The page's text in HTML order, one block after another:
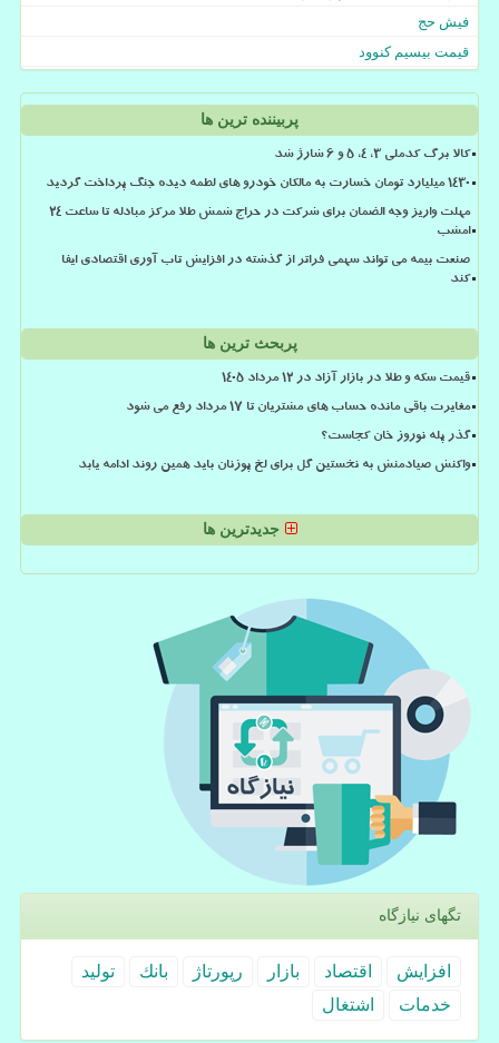
فیش حج
قیمت بیسیم کنوود
پربیننده ترین ها
کالا برگ کدملی 3، 4، 5 و 6 شارژ شد
۱۴۳۰ میلیارد تومان خسارت به مالکان خودرو های لطمه دیده جنگ پرداخت گردید
مهلت واریز وجه الضمان برای شرکت در حراج شمش طلا مرکز مبادله تا ساعت ۲۴
امشب
صنعت بیمه می تواند سهمی فراتر از گذشته در افزایش تاب آوری اقتصادی ایفا
کند
پربحث ترین ها
قیمت سکه و طلا در بازار آزاد در ۱۲ مرداد ۱۴۰۵
مغایرت باقی مانده حساب های مشتریان تا 17 مرداد رفع می شود
گذر پله نوروز خان کجاست؟
واکنش صیادمنش به نخستین گل برای لخ پوزنان باید همین روند ادامه یابد
جدیدترین ها
تگهای نیازگاه
افزایش اقتصاد بازار رپورتاژ بانك
تولید
خدمات
اشتغال